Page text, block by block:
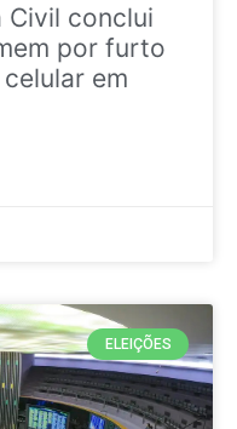
Civil conclui
por furto
em
ELEIÇÕES